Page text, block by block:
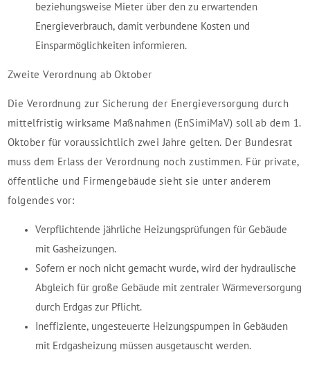
beziehungsweise Mieter über den zu erwartenden
Energieverbrauch, damit verbundene Kosten und
Einsparmöglichkeiten informieren.
Zweite Verordnung ab Oktober
Die Verordnung zur Sicherung der Energieversorgung durch
mittelfristig wirksame Maßnahmen (EnSimiMaV) soll ab dem 1.
Oktober für voraussichtlich zwei Jahre gelten. Der Bundesrat
muss dem Erlass der Verordnung noch zustimmen. Für private,
öffentliche und Firmengebäude sieht sie unter anderem
folgendes vor:
Verpflichtende jährliche Heizungsprüfungen für Gebäude
mit Gasheizungen.
Sofern er noch nicht gemacht wurde, wird der hydraulische
Abgleich für große Gebäude mit zentraler Wärmeversorgung
durch Erdgas zur Pflicht.
Ineffiziente, ungesteuerte Heizungspumpen in Gebäuden
mit Erdgasheizung müssen ausgetauscht werden.